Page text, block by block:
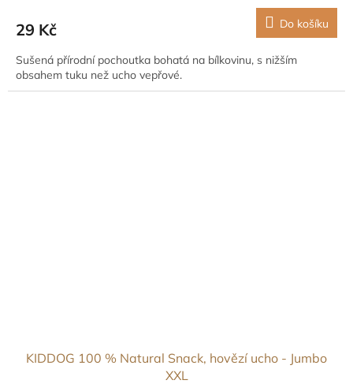
29 Kč Do košíku
Sušená přírodní pochoutka bohatá na bílkovinu, s nižším
obsahem tuku než ucho vepřové.
KIDDOG 100 % Natural Snack, hovězí ucho - Jumbo
XXL